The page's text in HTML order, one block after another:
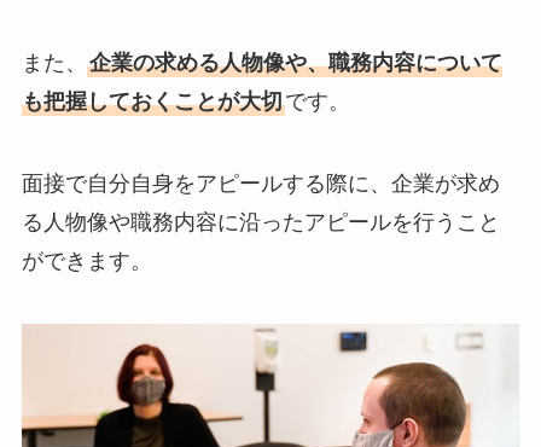
また、 企業の求める人物像や、職務内容について
も把握しておくことが大切です。
面接で自分自身をアピールする際に、企業が求め
る人物像や職務内容に沿ったアピールを行うこと
ができます。